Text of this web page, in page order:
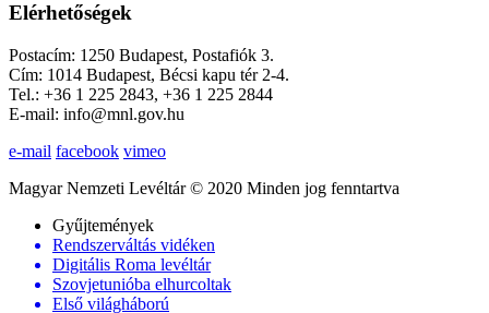
Elérhetőségek
Postacím: 1250 Budapest, Postafiók 3.
Cím: 1014 Budapest, Bécsi kapu tér 2-4.
Tel.: +36 1 225 2843, +36 1 225 2844
E-mail: info@mnl.gov.hu
e-mail facebook vimeo
Magyar Nemzeti Levéltár © 2020 Minden jog fenntartva
Gyűjtemények
Rendszerváltás vidéken
Digitális Roma levéltár
Szovjetunióba elhurcoltak
Első világháború